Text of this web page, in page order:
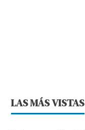
LAS MÁS VISTAS